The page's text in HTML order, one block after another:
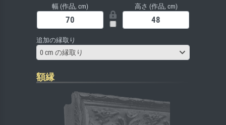
幅 (作品, cm) 高さ (作品, cm)
追加の縁取り
0 cm の縁取り
額縁